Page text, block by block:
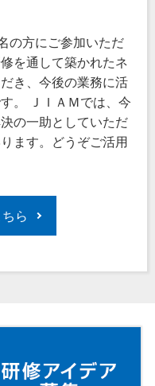
の方にご参加いただ
を通して築かれたネ
き、今後の業務に活
。 ＪＩＡＭでは、今
の一助としていただ
ます。どうぞご活用
ら